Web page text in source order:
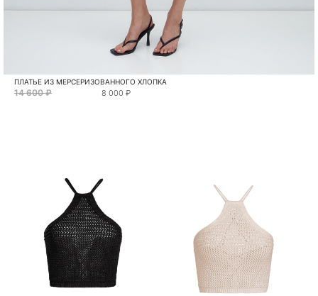
ПЛАТЬЕ ИЗ МЕРСЕРИЗОВАННОГО ХЛОПКА
14 600 ₽ 8 000 ₽